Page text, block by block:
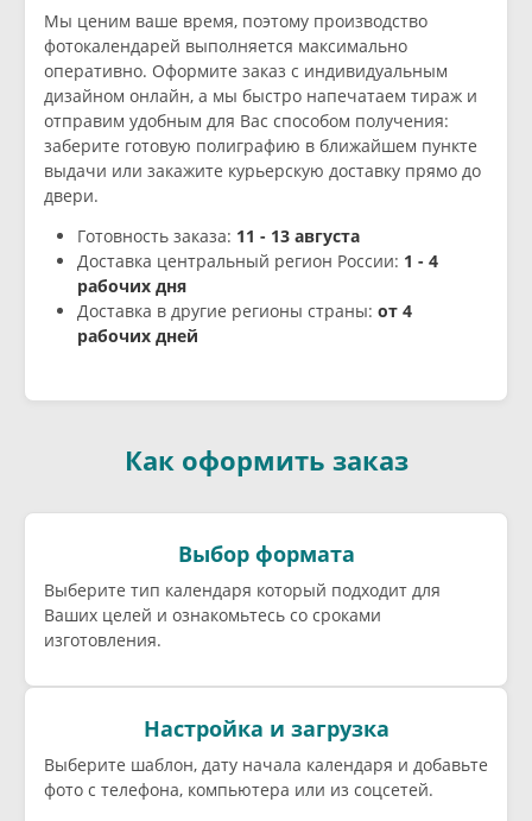
Мы ценим ваше время, поэтому производство
фотокалендарей выполняется максимально
оперативно. Оформите заказ с индивидуальным
дизайном онлайн, а мы быстро напечатаем тираж и
отправим удобным для Вас способом получения:
заберите готовую полиграфию в ближайшем пункте
выдачи или закажите курьерскую доставку прямо до
двери.
Готовность заказа: 11 - 13 августа
Доставка центральный регион России: 1 - 4
рабочих дня
Доставка в другие регионы страны: от 4
рабочих дней
Как оформить заказ
Выбор формата
Выберите тип календаря который подходит для
Ваших целей и ознакомьтесь со сроками
изготовления.
Настройка и загрузка
Выберите шаблон, дату начала календаря и добавьте
фото с телефона, компьютера или из соцсетей.